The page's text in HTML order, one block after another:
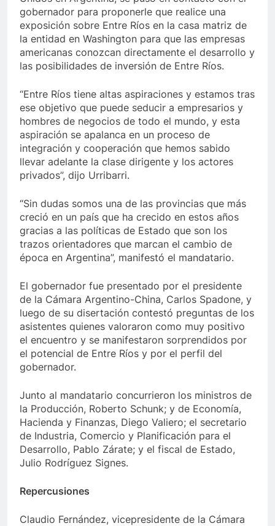
gobernador para proponerle que realice una
exposición sobre Entre Ríos en la casa matriz de
la entidad en Washington para que las empresas
americanas conozcan directamente el desarrollo y
las posibilidades de inversión de Entre Ríos.
“Entre Ríos tiene altas aspiraciones y estamos tras
ese objetivo que puede seducir a empresarios y
hombres de negocios de todo el mundo, y esta
aspiración se apalanca en un proceso de
integración y cooperación que hemos sabido
llevar adelante la clase dirigente y los actores
privados”, dijo Urribarri.
“Sin dudas somos una de las provincias que más
creció en un país que ha crecido en estos años
gracias a las políticas de Estado que son los
trazos orientadores que marcan el cambio de
época en Argentina”, manifestó el mandatario.
El gobernador fue presentado por el presidente
de la Cámara Argentino-China, Carlos Spadone, y
luego de su disertación contestó preguntas de los
asistentes quienes valoraron como muy positivo
el encuentro y se manifestaron sorprendidos por
el potencial de Entre Ríos y por el perfil del
gobernador.
Junto al mandatario concurrieron los ministros de
la Producción, Roberto Schunk; y de Economía,
Hacienda y Finanzas, Diego Valiero; el secretario
de Industria, Comercio y Planificación para el
Desarrollo, Pablo Zárate; y el fiscal de Estado,
Julio Rodríguez Signes.
Repercusiones
Claudio Fernández, vicepresidente de la Cámara